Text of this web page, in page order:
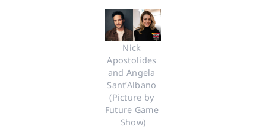
Nick
Apostolides
and Angela
Sant’Albano
(Picture by
Future Game
Show)